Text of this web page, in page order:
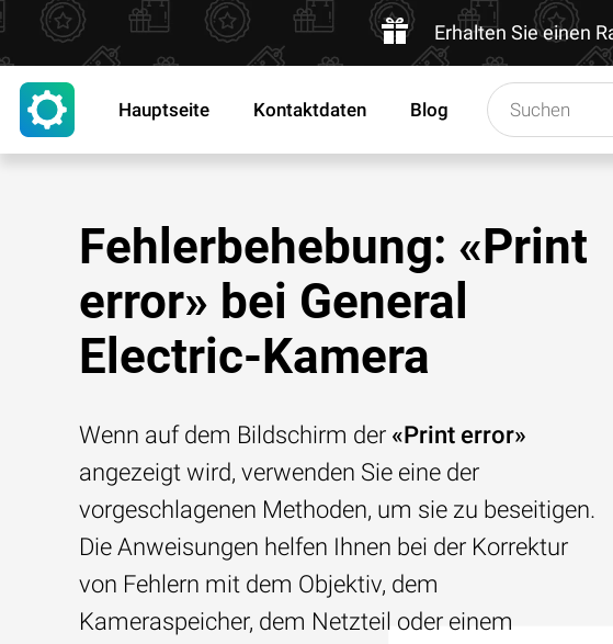
Erhalten Sie einen
Hauptseite Kontaktdaten Blog
Fehlerbehebung: «Print
error» bei General
Electric-Kamera
Wenn auf dem Bildschirm der «Print error»
angezeigt wird, verwenden Sie eine der
vorgeschlagenen Methoden, um sie zu beseitigen.
Die Anweisungen helfen Ihnen bei der Korrektur
von Fehlern mit dem Objektiv, dem
Kameraspeicher, dem Netzteil oder einem